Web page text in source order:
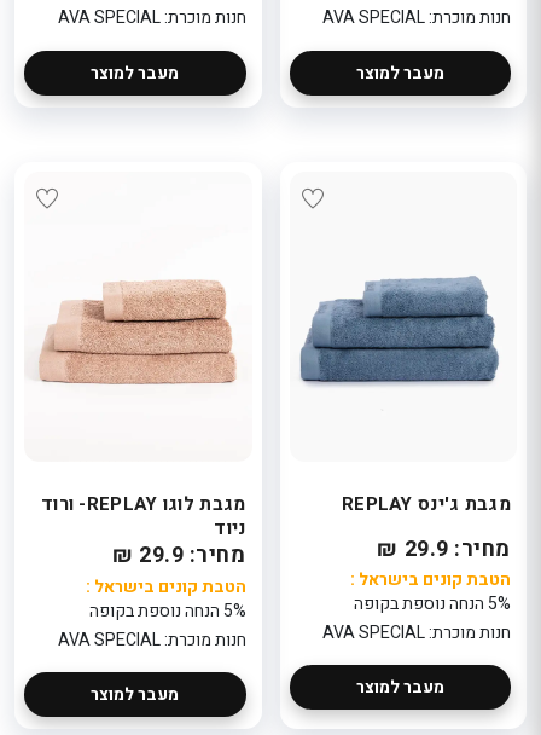
חנות מוכרת: AVA SPECIAL
מעבר למוצר
חנות מוכרת: AVA SPECIAL
מעבר למוצר
מגבת ג'ינס REPLAY
מחיר: 29.9 ₪
הטבת קונים בישראל :
5% הנחה נוספת בקופה
חנות מוכרת: AVA SPECIAL
מעבר למוצר
מגבת לוגו REPLAY- ורוד
ניוד
מחיר: 29.9 ₪
הטבת קונים בישראל :
5% הנחה נוספת בקופה
חנות מוכרת: AVA SPECIAL
מעבר למוצר